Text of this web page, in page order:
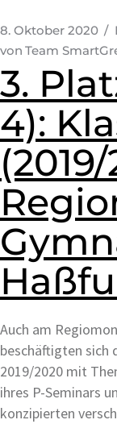
8. Oktober 2020
von Team
3.
4):
Auch am
beschäftigten sich
2019/2020 mit
ihres P-Seminars
konzipierten